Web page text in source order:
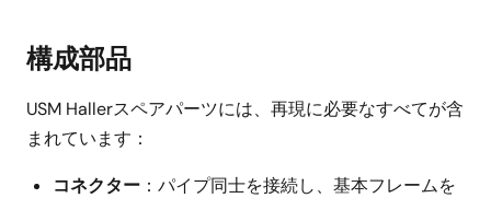
構成部品
USM Hallerスペアパーツには、再現に必要なすべてが含
まれています：
コネクター ：パイプ同士を接続し、基本フレームを